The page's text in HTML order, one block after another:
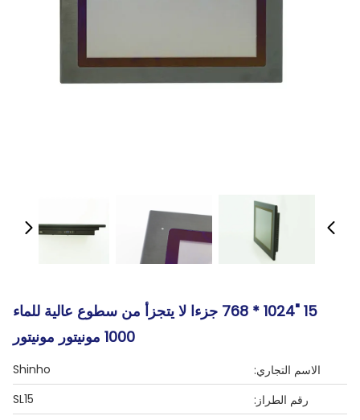
15 "1024 * 768 جزءا لا يتجزأ من سطوع عالية للماء
1000 مونيتور مونيتور
الاسم التجاري:
Shinho
رقم الطراز:
SL15